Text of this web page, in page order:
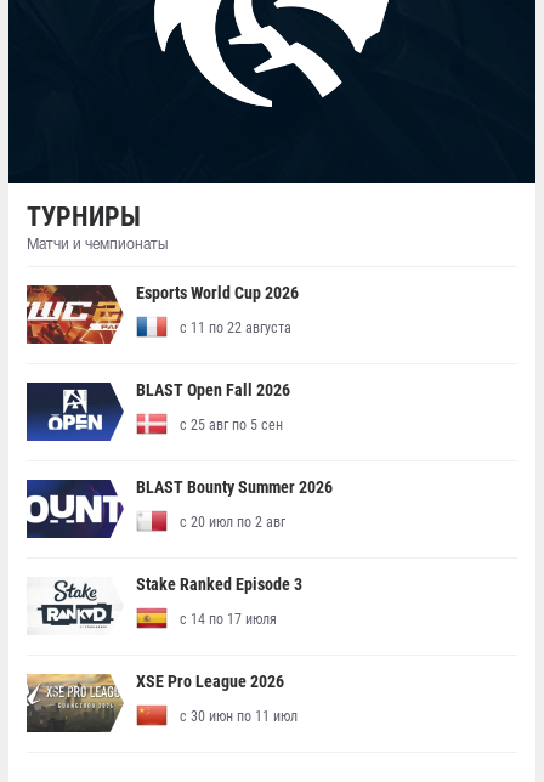
ТУРНИРЫ
Матчи и чемпионаты
Esports World Cup 2026
с 11 по 22 августа
BLAST Open Fall 2026
с 25 авг по 5 сен
BLAST Bounty Summer 2026
с 20 июл по 2 авг
Stake Ranked Episode 3
с 14 по 17 июля
XSE Pro League 2026
с 30 июн по 11 июл